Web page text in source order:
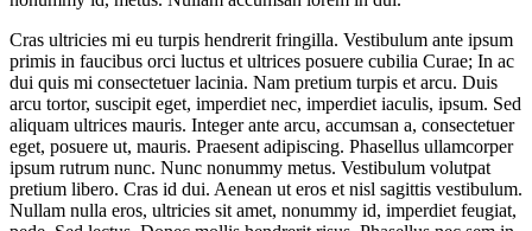
Cras ultricies mi eu turpis hendrerit fringilla. Vestibulum ante ipsum
primis in faucibus orci luctus et ultrices posuere cubilia Curae; In ac
dui quis mi consectetuer lacinia. Nam pretium turpis et arcu. Duis
arcu tortor, suscipit eget, imperdiet nec, imperdiet iaculis, ipsum. Sed
aliquam ultrices mauris. Integer ante arcu, accumsan a, consectetuer
eget, posuere ut, mauris. Praesent adipiscing. Phasellus ullamcorper
ipsum rutrum nunc. Nunc nonummy metus. Vestibulum volutpat
pretium libero. Cras id dui. Aenean ut eros et nisl sagittis vestibulum.
Nullam nulla eros, ultricies sit amet, nonummy id, imperdiet feugiat,